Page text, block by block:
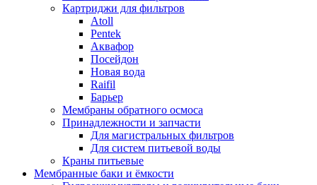
Картриджи для фильтров
Atoll
Pentek
Аквафор
Посейдон
Новая вода
Raifil
Барьер
Мембраны обратного осмоса
Принадлежности и запчасти
Для магистральных фильтров
Для систем питьевой воды
Краны питьевые
Мембранные баки и ёмкости